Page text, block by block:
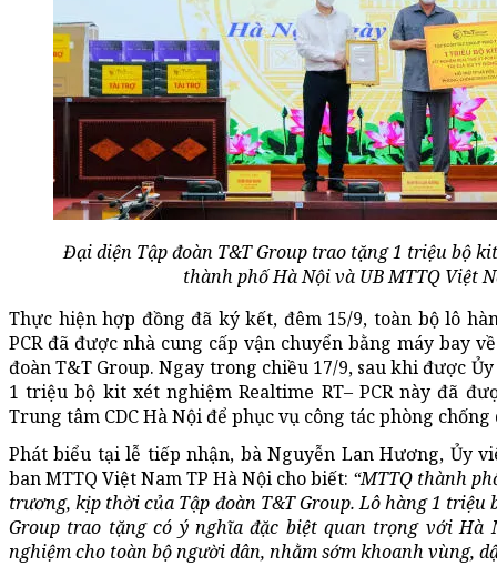
Đại diện Tập đoàn T&T Group trao tặng 1 triệu bộ
thành phố Hà Nội và UB MTTQ Việt
Thực hiện hợp đồng đã ký kết, đêm 15/9, toàn bộ lô
PCR đã được nhà cung cấp vận chuyển bằng máy bay
đoàn T&T Group. Ngay trong chiều 17/9, sau khi được
1 triệu bộ kit xét nghiệm Realtime RT– PCR này đã
Trung tâm CDC Hà Nội để phục vụ công tác phòng chống
Phát biểu tại lễ tiếp nhận, bà Nguyễn Lan Hương, Ủy
ban MTTQ Việt Nam TP Hà Nội cho biết: “MTTQ thành
trương, kịp thời của Tập đoàn T&T Group. Lô hàng 1 triệu
Group trao tặng có ý nghĩa đặc biệt quan trọng với
nghiệm cho toàn bộ người dân, nhằm sớm khoanh vùng,